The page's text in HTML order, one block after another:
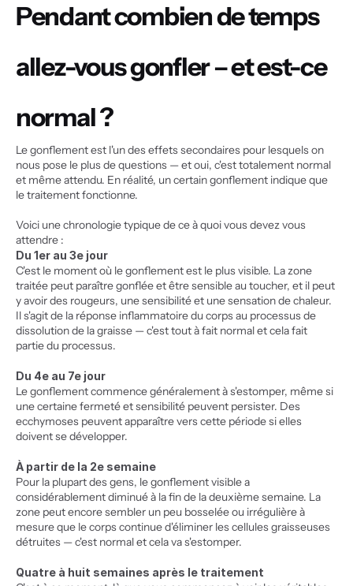
Pendant combien de temps
allez-vous gonfler – et est-ce
normal ?
Le gonflement est l'un des effets secondaires pour lesquels on
nous pose le plus de questions — et oui, c'est totalement normal
et même attendu. En réalité, un certain gonflement indique que
le traitement fonctionne.
Voici une chronologie typique de ce à quoi vous devez vous
attendre :
Du 1er au 3e jour
C'est le moment où le gonflement est le plus visible. La zone
traitée peut paraître gonflée et être sensible au toucher, et il peut
y avoir des rougeurs, une sensibilité et une sensation de chaleur.
Il s'agit de la réponse inflammatoire du corps au processus de
dissolution de la graisse — c'est tout à fait normal et cela fait
partie du processus.
Du 4e au 7e jour
Le gonflement commence généralement à s'estomper, même si
une certaine fermeté et sensibilité peuvent persister. Des
ecchymoses peuvent apparaître vers cette période si elles
doivent se développer.
À partir de la 2e semaine
Pour la plupart des gens, le gonflement visible a
considérablement diminué à la fin de la deuxième semaine. La
zone peut encore sembler un peu bosselée ou irrégulière à
mesure que le corps continue d'éliminer les cellules graisseuses
détruites — c'est normal et cela va s'estomper.
Quatre à huit semaines après le traitement